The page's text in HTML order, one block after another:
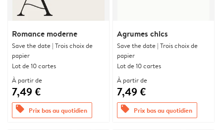
Romance moderne
Save the date | Trois choix de
papier
Lot de 10 cartes
À partir de
7,49 €
offers Prix bas au quotidien
Agrumes chics
Save the date | Trois choix de
papier
Lot de 10 cartes
À partir de
7,49 €
offers Prix bas au quotidien